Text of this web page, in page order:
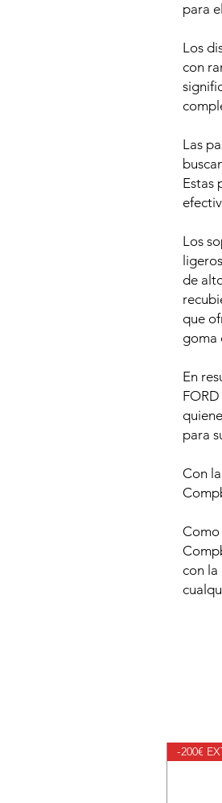
para
Los
con
Las
Estas
Los
de
que
goma
En
para
Con
Como
con
-200€